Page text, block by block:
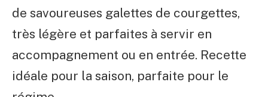
de savoureuses galettes de courgettes,
très légère et parfaites à servir en
accompagnement ou en entrée. Recette
idéale pour la saison, parfaite pour le